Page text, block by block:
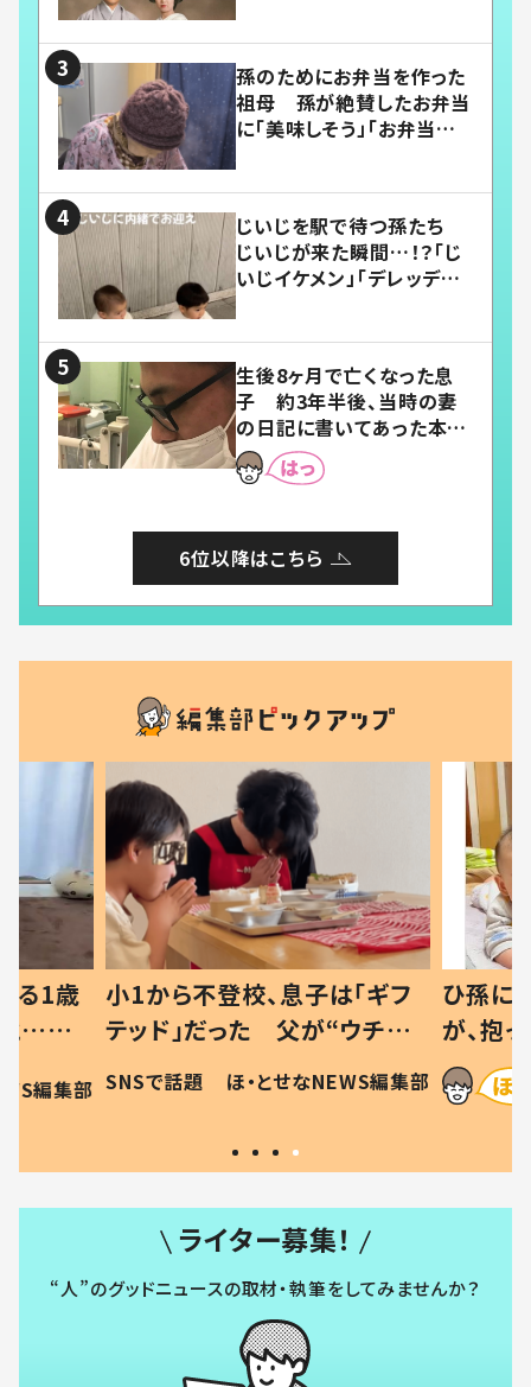
孫のためにお弁当を作った
祖母 孫が絶賛したお弁当
に「美味しそう」「お弁当すご
じいじを駅で待つ孫たち
じいじが来た瞬間…！？「じ
いじイケメン」「デレッデレ」
生後8ヶ月で亡くなった息
子 約3年半後、当時の妻
の日記に書いてあった本音
とは
6位以降はこちら
る1歳
…母
現行
編集部
小1から不登校、息子は「ギフ
テッド」だった 父が“ウチ給
食”を作り続ける理由とは #令
和の親 #令和の子
SNSで話題 ほ・とせなNEWS編集部
ひ孫に
が、抱
に「涙
方ない」
ライター募集！
“人”のグッドニュースの取材・執筆をしてみませんか？